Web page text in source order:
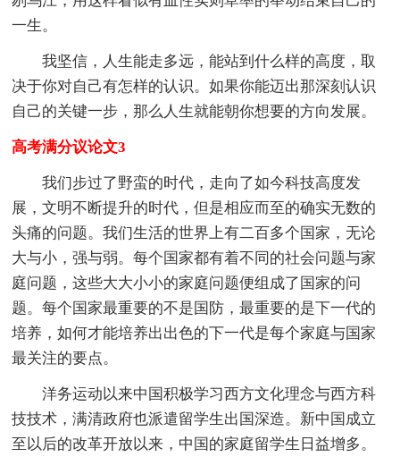
一生。
我坚信，人生能走多远，能站到什么样的高度，取
决于你对自己有怎样的认识。如果你能迈出那深刻认识
自己的关键一步，那么人生就能朝你想要的方向发展。
高考满分议论文3
我们步过了野蛮的时代，走向了如今科技高度发
展，文明不断提升的时代，但是相应而至的确实无数的
头痛的问题。我们生活的世界上有二百多个国家，无论
大与小，强与弱。每个国家都有着不同的社会问题与家
庭问题，这些大大小小的家庭问题便组成了国家的问
题。每个国家最重要的不是国防，最重要的是下一代的
培养，如何才能培养出出色的下一代是每个家庭与国家
最关注的要点。
洋务运动以来中国积极学习西方文化理念与西方科
技技术，满清政府也派遣留学生出国深造。新中国成立
至以后的改革开放以来，中国的家庭留学生日益增多。